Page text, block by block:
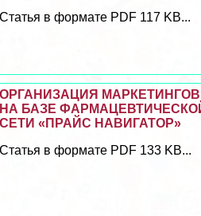
Статья в формате PDF 117 KB...
ОРГАНИЗАЦИЯ
НА БАЗЕ
СЕТИ «ПРАЙС НАВИГАТОР»
Статья в формате PDF 133 KB...